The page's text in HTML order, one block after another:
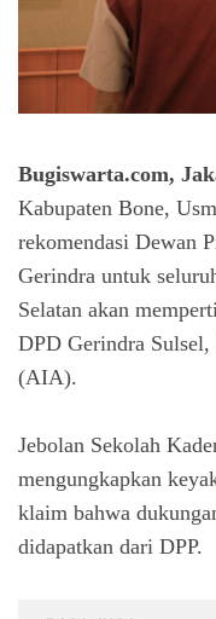
Bugiswarta.com,
Kabupaten Bone,
rekomendasi Dewan
Gerindra untuk
Selatan akan
DPD Gerindra
(AIA).
Jebolan Sekolah
mengungkapkan
klaim bahwa
didapatkan dari DPP.